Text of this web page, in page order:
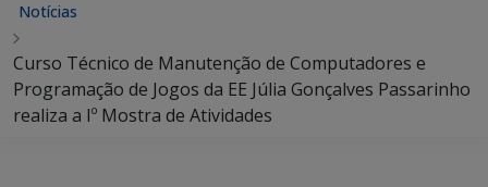
Notícias
Curso Técnico de Manutenção de Computadores e
Programação de Jogos da EE Júlia Gonçalves Passarinho
realiza a Iº Mostra de Atividades